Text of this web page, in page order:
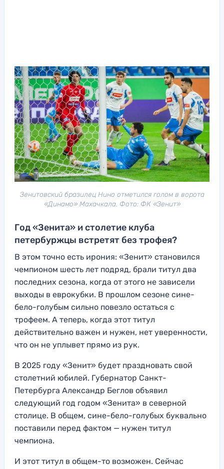
Зенитовский бразилец Нино отметился голом в ворота
«Динамо» Махачкала. Фото: ФК «Зенит»
Год «Зенита» и столетие клуба
петербуржцы встретят без трофея?
В этом точно есть ирония: «Зенит» становился
чемпионом шесть лет подряд, брали титул два
последних сезона, когда от этого не зависели
выходы в еврокубки. В прошлом сезоне сине-
бело-голубым сильно повезло остаться с
трофеем. А теперь, когда этот титул
действительно важен и нужен, нет уверенности,
что он не уплывет прямо из рук.
В 2025 году «Зенит» будет праздновать свой
столетний юбилей. Губернатор Санкт-
Петербурга Александр Беглов объявил
следующий год годом «Зенита» в северной
столице. В общем, сине-бело-голубых буквально
поставили перед фактом — нужен титул
чемпиона.
И этот титул в общем-то возможен. Сейчас